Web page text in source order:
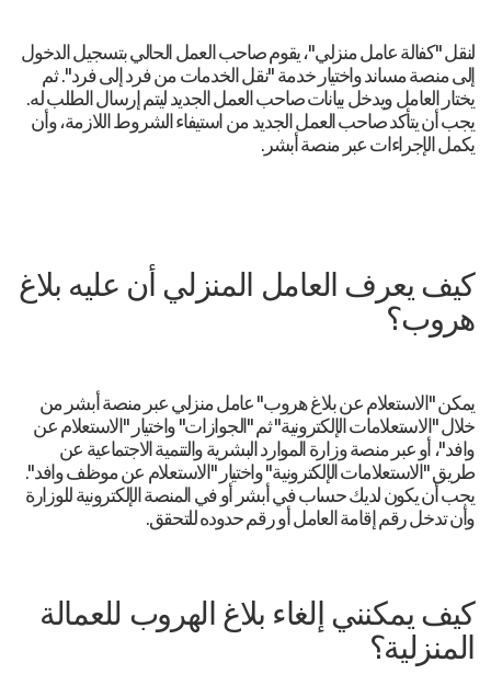
لنقل "كفالة عامل منزلي"، يقوم صاحب العمل الحالي بتسجيل الدخول
إلى منصة مساند واختيار خدمة "نقل الخدمات من فرد إلى فرد". ثم
يختار العامل ويدخل بيانات صاحب العمل الجديد ليتم إرسال الطلب له.
يجب أن يتأكد صاحب العمل الجديد من استيفاء الشروط اللازمة، وأن
يكمل الإجراءات عبر منصة أبشر.
كيف يعرف العامل المنزلي أن عليه بلاغ
هروب؟
يمكن "الاستعلام عن بلاغ هروب" عامل منزلي عبر منصة أبشر من
خلال "الاستعلامات الإلكترونية" ثم "الجوازات" واختيار "الاستعلام عن
وافد"، أو عبر منصة وزارة الموارد البشرية والتنمية الاجتماعية عن
طريق "الاستعلامات الإلكترونية" واختيار "الاستعلام عن موظف وافد".
يجب أن يكون لديك حساب في أبشر أو في المنصة الإلكترونية للوزارة
وأن تدخل رقم إقامة العامل أو رقم حدوده للتحقق.
كيف يمكنني إلغاء بلاغ الهروب للعمالة
المنزلية؟